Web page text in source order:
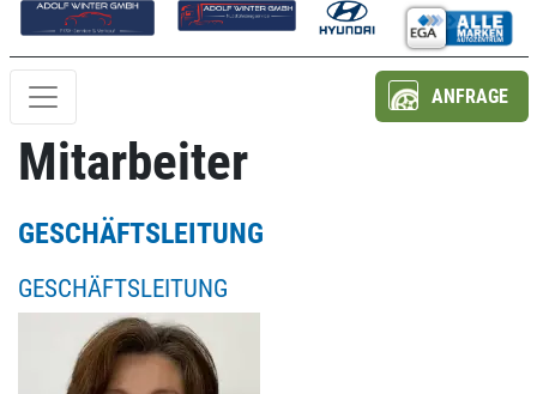
ANFRAGE
Mitarbeiter
GESCHÄFTSLEITUNG
GESCHÄFTSLEITUNG